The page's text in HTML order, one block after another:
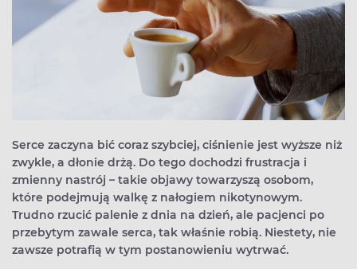
Serce zaczyna bić coraz szybciej, ciśnienie jest wyższe niż
zwykle, a dłonie drżą. Do tego dochodzi frustracja i
zmienny nastrój – takie objawy towarzyszą osobom,
które podejmują walkę z nałogiem nikotynowym.
Trudno rzucić palenie z dnia na dzień, ale pacjenci po
przebytym zawale serca, tak właśnie robią. Niestety, nie
zawsze potrafią w tym postanowieniu wytrwać.